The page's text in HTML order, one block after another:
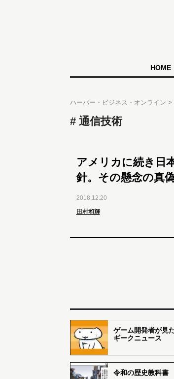
HOME
ハーバー・ビジネス・オンライン
通信技術
アメリカに続き日
針。その懸念の真
2018.12.20
田村和輝
ゲーム開発者が見
ギークニュース
令和の歴史教科書